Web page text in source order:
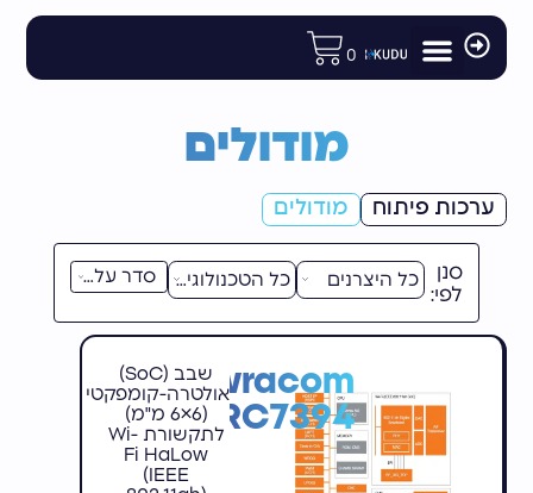
לתוכן
0
מודולים
ערכות פיתוח מודולים
סנן
לפי:
Newracom
NRC7394
שבב (SoC)
אולטרה-קומפקטי
(6×6 מ"מ)
לתקשורת Wi-
Fi HaLow
(IEEE